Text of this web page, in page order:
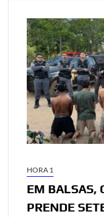
HORA 1
EM BALSAS,
PRENDE